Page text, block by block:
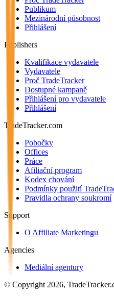
Publikum
Mezinárodní působnost
Přihlášení
Publishers
Kvalifikace vydavatele
Vydavatele
Proč TradeTracker
Dostupné kampaně
Přihlášení pro vydavatele
Přihlášení
TradeTracker.com
Pobočky
Offices
Práce
Afiliační program
Kodex chování
Podmínky použití
Pravidla ochrany soukromí
Support
O Affiliate Marketingu
Agencies
Mediální agentury
© Copyright 2026,